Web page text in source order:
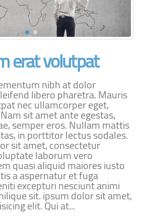
erat volutpat
nibh at dolor
libero pharetra. Mauris
nec ullamcorper eget,
sit amet ante egestas,
semper eros. Nullam mattis
in porttitor lectus sodales.
sit amet, consectetur
laborum vero
quasi aliquid maiores iusto
a aspernatur et fuga
excepturi nesciunt animi
sit. ipsum dolor sit amet,
elit. Qui at...